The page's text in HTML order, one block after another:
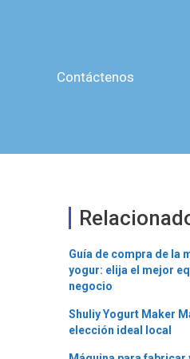
Contáctenos
Guía de compra de la
yogur: elija el mejor
negocio
Shuliy Yogurt Maker
elección ideal local